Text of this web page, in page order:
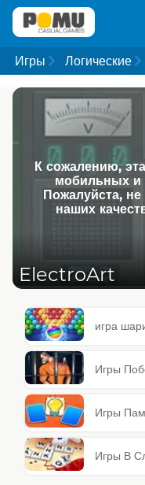
Игры Логические
К сожалению,
мобильных и
Пожалуйста,
наших
ElectroArt
игра
Игры
Игры
Игры В